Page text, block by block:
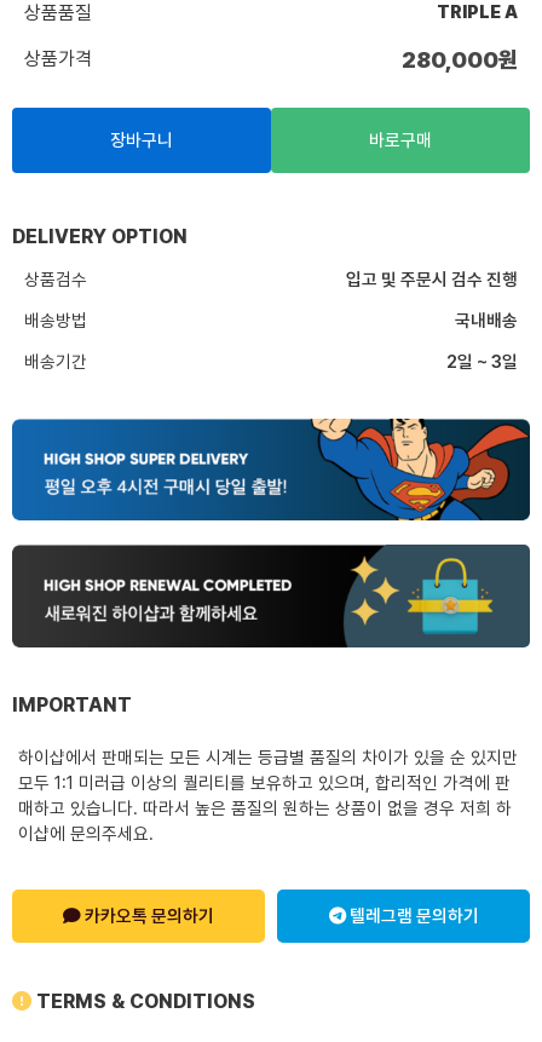
상품품질 TRIPLE A
상품가격 280,000원
장바구니 바로구매
DELIVERY OPTION
상품검수
입고 및 주문시 검수 진행
배송방법
국내배송
배송기간
2일 ~ 3일
IMPORTANT
하이샵에서 판매되는 모든 시계는 등급별 품질의 차이가 있을 순 있지만
모두 1:1 미러급 이상의 퀄리티를 보유하고 있으며, 합리적인 가격에 판
매하고 있습니다. 따라서 높은 품질의 원하는 상품이 없을 경우 저희 하
이샵에 문의주세요.
카카오톡 문의하기 텔레그램 문의하기
TERMS & CONDITIONS